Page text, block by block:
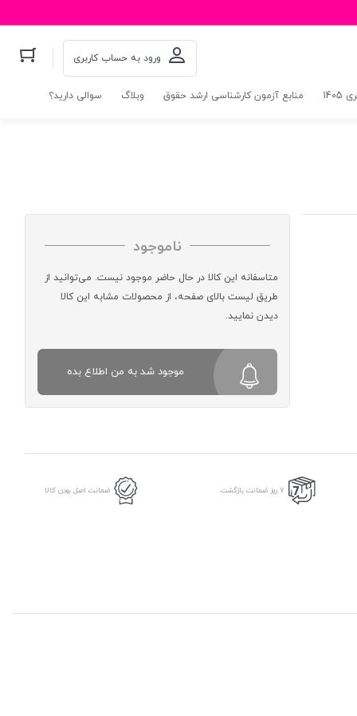
ورود به حساب کاربری
منابع آزمون کارشناسی ارشد حقوق وبلاگ سوالی دارید؟
ناموجود
متاسفانه این کالا در حال حاضر موجود نیست. می‌توانید از
طریق لیست بالای صفحه، از محصولات مشابه این کالا
دیدن نمایید.
موجود شد به من اطلاع بده
7 روز ضمانت بازگشت ضمانت اصل بودن کالا